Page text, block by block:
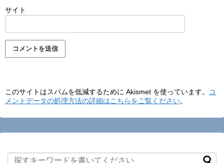
サイト
このサイトはスパムを低減するために Akismet を使っています。
コ
メントデータの処理方法の詳細はこちらをご覧ください。